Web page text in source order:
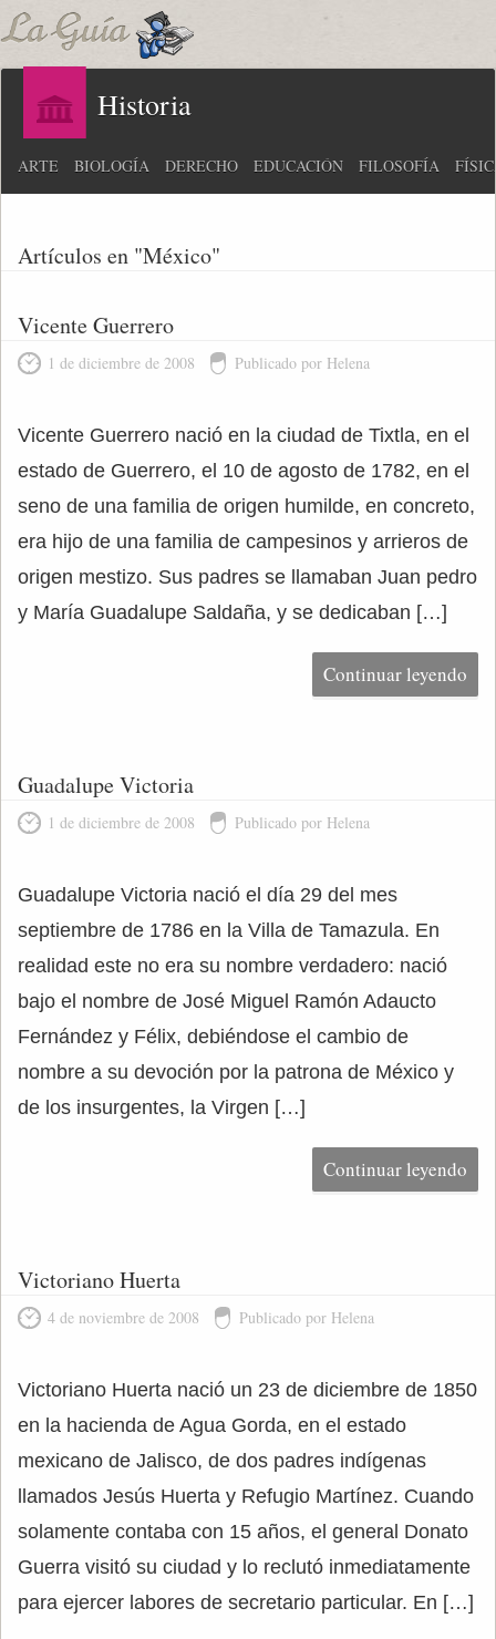
Historia
ARTE BIOLOGÍA DERECHO EDUCACIÓN FILOSOFÍA
Artículos en "México"
Vicente Guerrero
1 de diciembre de 2008 Publicado por Helena
Vicente Guerrero nació en la ciudad de Tixtla, en el
estado de Guerrero, el 10 de agosto de 1782, en el
seno de una familia de origen humilde, en concreto,
era hijo de una familia de campesinos y arrieros de
origen mestizo. Sus padres se llamaban Juan pedro
y María Guadalupe Saldaña, y se dedicaban […]
Continuar leyendo
Guadalupe Victoria
1 de diciembre de 2008 Publicado por Helena
Guadalupe Victoria nació el día 29 del mes
septiembre de 1786 en la Villa de Tamazula. En
realidad este no era su nombre verdadero: nació
bajo el nombre de José Miguel Ramón Adaucto
Fernández y Félix, debiéndose el cambio de
nombre a su devoción por la patrona de México y
de los insurgentes, la Virgen […]
Continuar leyendo
Victoriano Huerta
4 de noviembre de 2008 Publicado por Helena
Victoriano Huerta nació un 23 de diciembre de 1850
en la hacienda de Agua Gorda, en el estado
mexicano de Jalisco, de dos padres indígenas
llamados Jesús Huerta y Refugio Martínez. Cuando
solamente contaba con 15 años, el general Donato
Guerra visitó su ciudad y lo reclutó inmediatamente
para ejercer labores de secretario particular. En […]